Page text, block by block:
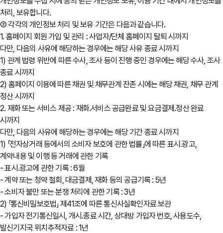
처리, 보유합니다.
② 각각의 개인정보 처리 및 보유 기간은 다음과 같습니다.
1. 홈페이지 회원 가입 및 관리 : 사업자/단체 홈페이지 탈퇴 시까지
다만, 다음의 사유에 해당하는 경우에는 해당 사유 종료 시까지
1) 관계 법령 위반에 따른 수사, 조사 등이 진행 중인 경우에는 해당 수사, 조사
종료 시까지
2) 홈페이지 이용에 따른 채권 및 채무관계 잔존 시에는 해당 채권, 채무 관계
정산 시까지
2. 재화 또는 서비스 제공 : 재화․서비스 공급완료 및 요금결제․정산 완료
시까지
다만, 다음의 사유에 해당하는 경우에는 해당 기간 종료 시까지
1) 「전자상거래 등에서의 소비자 보호에 관한 법률」에 따른 표시․광고,
계약내용 및 이행 등 거래에 관한 기록
- 표시․광고에 관한 기록 : 6월
- 계약 또는 청약 철회, 대금결제, 재화 등의 공급기록 : 5년
- 소비자 불만 또는 분쟁 처리에 관한 기록 : 3년
2) 「통신비밀보호법」 제41조에 따른 통신사실확인자료 보관
- 가입자 전기통신일시, 개시․종료 시간, 상대방 가입자 번호, 사용도수,
발신기지국 위치추적자료 : 1년